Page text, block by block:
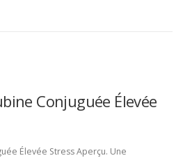
Conjuguée Élevée
Élevée Stress Aperçu. Une